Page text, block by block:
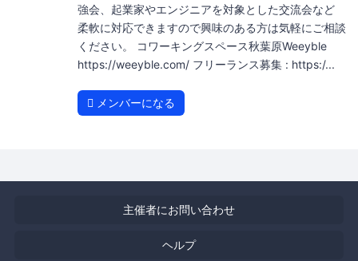
強会、起業家やエンジニアを対象とした交流会など
柔軟に対応できますので興味のある方は気軽にご相談
ください。 コワーキングスペース秋葉原Weeyble
https://weeyble.com/ フリーランス募集 : https:/...
メンバーになる
主催者にお問い合わせ
ヘルプ